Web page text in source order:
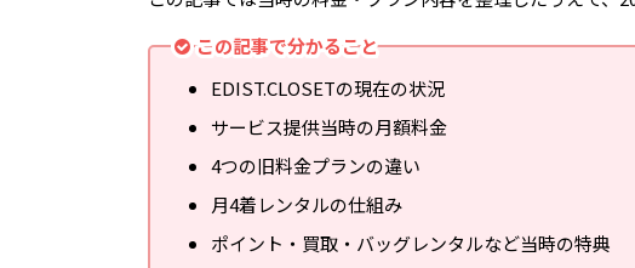
この記事で分かること
EDIST.CLOSETの現在の状況
サービス提供当時の月額料金
4つの旧料金プランの違い
月4着レンタルの仕組み
ポイント・買取・バッグレンタルなど当時の特典